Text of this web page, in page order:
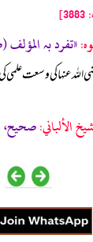
«تفرد بہ
الله عنہا کی وسعت
الألباني:صحيح،